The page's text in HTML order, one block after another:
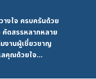
งใจ ครบครันด้วย
ดสรรหลากหลาย
งานผู้เชี่ยวชาญ
ลคุณด้วยใจ...